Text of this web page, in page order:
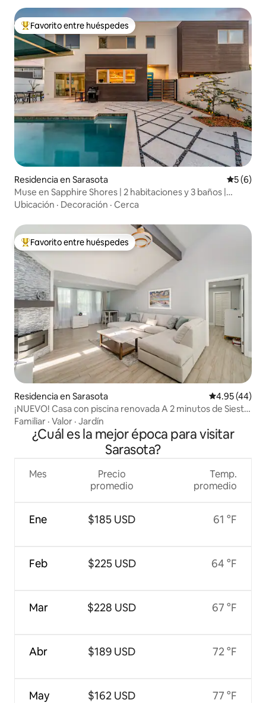
De los mejores en Favorito entre huéspedes
Favorito entre huéspedes
Residencia en Sarasota
5 (6)
Muse en Sapphire Shores | 2 habitaciones y 3 baños |
Piscina de lujo
Ubicación · Decoración · Cerca
De los mejores en Favorito entre huéspedes
Favorito entre huéspedes
Residencia en Sarasota Calificación
4.95 (44)
¡NUEVO! Casa con piscina renovada A 2 minutos de Siesta
Key Beach
Familiar · Valor · Jardín
¿Cuál es la mejor época para visitar
Sarasota?
Mes
Ene
Feb
Mar
Abr
May
Precio
promedio
$185 USD
$225 USD
$228 USD
$189 USD
$162 USD
Temp.
promedio
61 °F
64 °F
67 °F
72 °F
77 °F